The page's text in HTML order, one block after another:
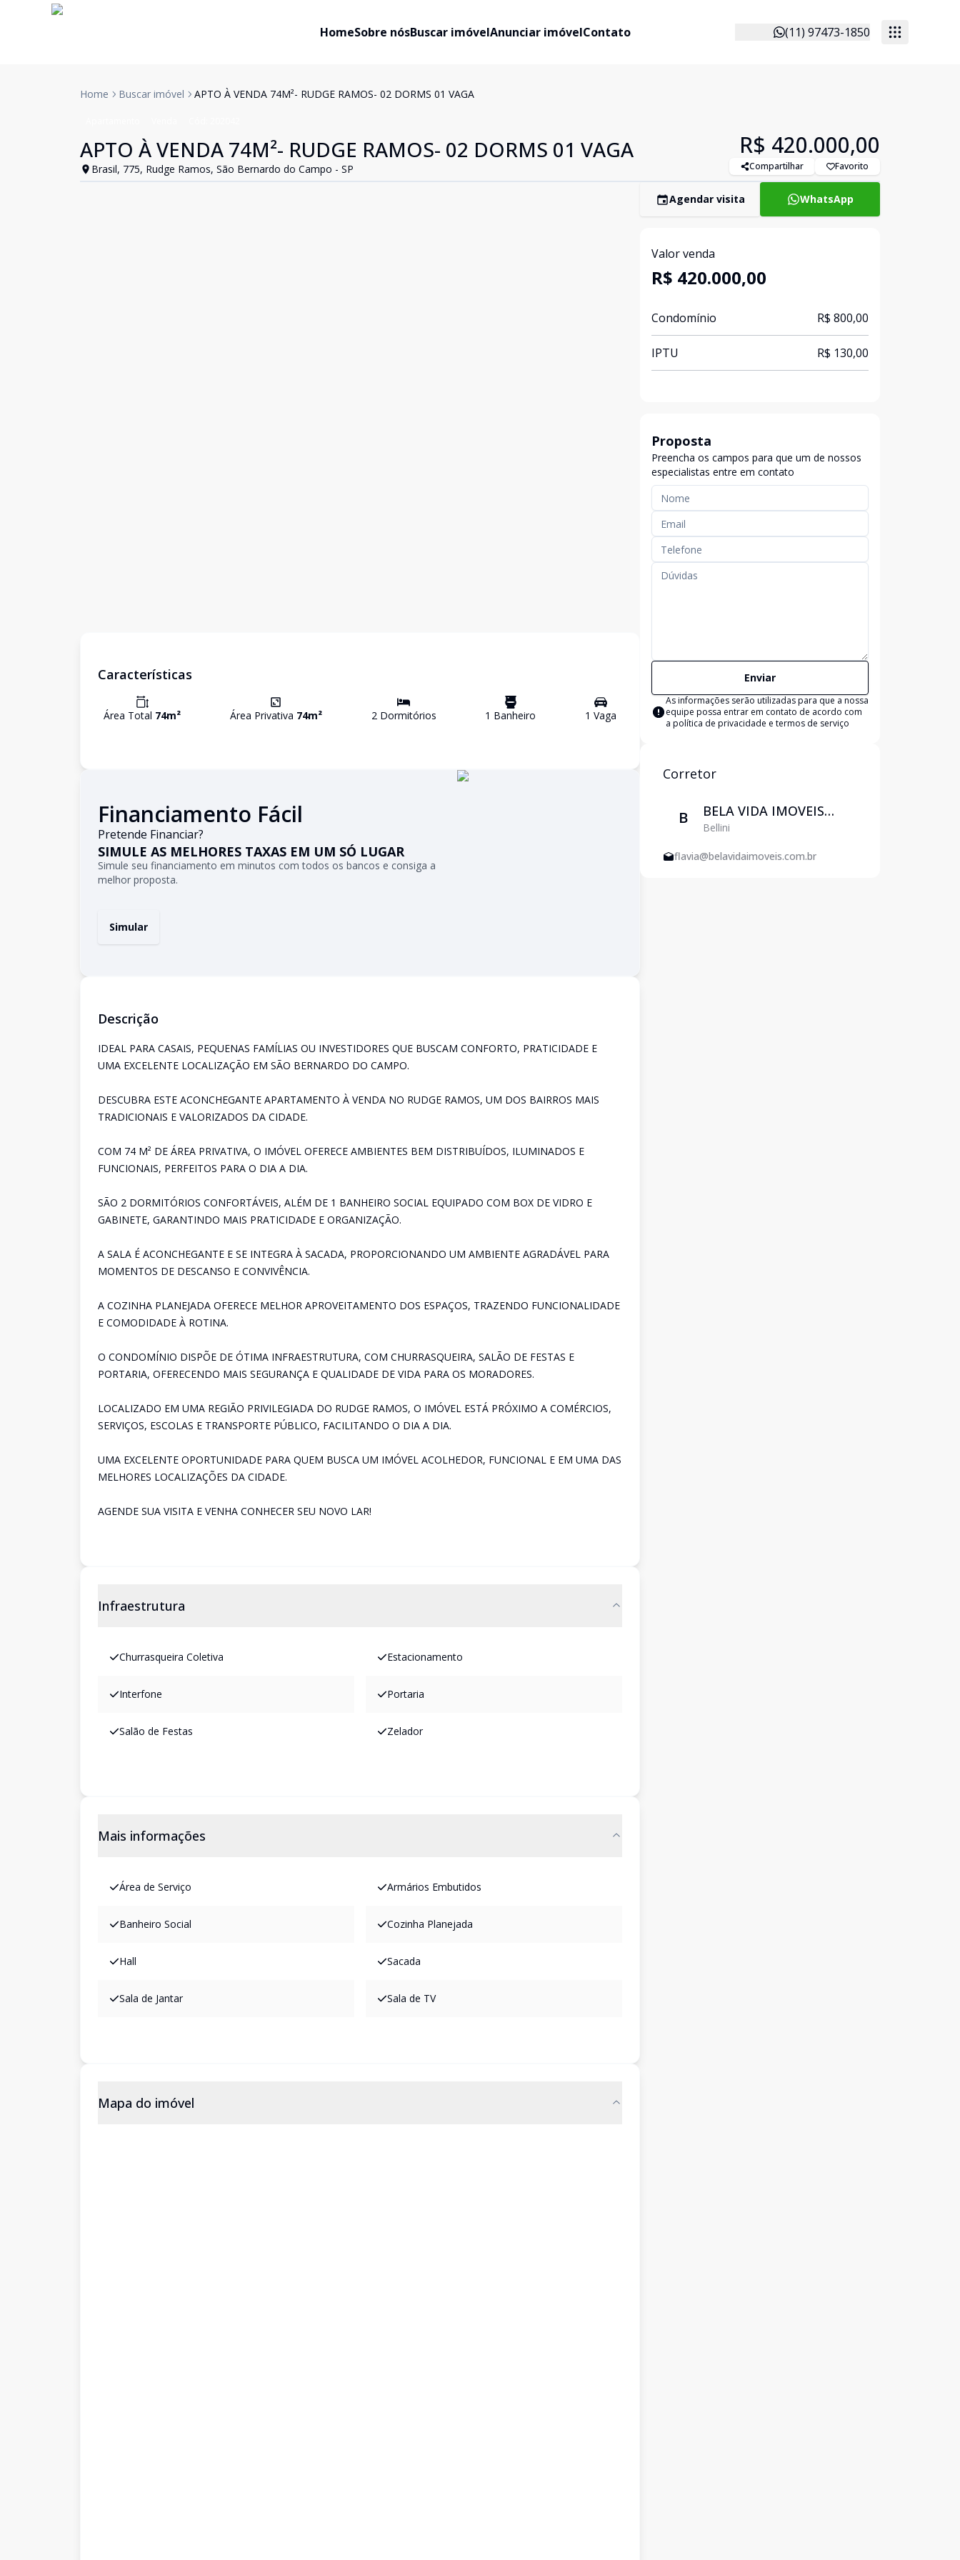
HomeSobre nósBuscar imóvelAnunciar imóvelContato (11) 97473-1850
Home Buscar imóvel APTO À VENDA 74M²- RUDGE RAMOS- 02 DORMS 01 VAGA
APTO À VENDA 74M²- RUDGE RAMOS- 02 DORMS 01 VAGA
Brasil, 775, Rudge Ramos, São Bernardo do Campo - SP
R$ 420.000,00
Compartilhar Favorito
Características
Área Total 74m² Área Privativa 74m² 2Dormitórios 1 Banheiro 1 Vaga
Financiamento Fácil
Pretende Financiar?
SIMULE AS MELHORES TAXAS EM UM SÓ LUGAR
Simule seu financiamento em minutos com todos os bancos e consiga a
melhor proposta.
Simular
Descrição
IDEAL PARA CASAIS, PEQUENAS FAMÍLIAS OU INVESTIDORES QUE BUSCAM CONFORTO, PRATICIDADE E
UMA EXCELENTE LOCALIZAÇÃO EM SÃO BERNARDO DO CAMPO.
DESCUBRA ESTE ACONCHEGANTE APARTAMENTO À VENDA NO RUDGE RAMOS, UM DOS BAIRROS MAIS
TRADICIONAIS E VALORIZADOS DA CIDADE.
COM 74 M² DE ÁREA PRIVATIVA, O IMÓVEL OFERECE AMBIENTES BEM DISTRIBUÍDOS, ILUMINADOS E
FUNCIONAIS, PERFEITOS PARA O DIA A DIA.
SÃO 2 DORMITÓRIOS CONFORTÁVEIS, ALÉM DE 1 BANHEIRO SOCIAL EQUIPADO COM BOX DE VIDRO E
GABINETE, GARANTINDO MAIS PRATICIDADE E ORGANIZAÇÃO.
A SALA É ACONCHEGANTE E SE INTEGRA À SACADA, PROPORCIONANDO UM AMBIENTE AGRADÁVEL PARA
MOMENTOS DE DESCANSO E CONVIVÊNCIA.
A COZINHA PLANEJADA OFERECE MELHOR APROVEITAMENTO DOS ESPAÇOS, TRAZENDO FUNCIONALIDADE
E COMODIDADE À ROTINA.
O CONDOMÍNIO DISPÕE DE ÓTIMA INFRAESTRUTURA, COM CHURRASQUEIRA, SALÃO DE FESTAS E
PORTARIA, OFERECENDO MAIS SEGURANÇA E QUALIDADE DE VIDA PARA OS MORADORES.
LOCALIZADO EM UMA REGIÃO PRIVILEGIADA DO RUDGE RAMOS, O IMÓVEL ESTÁ PRÓXIMO A COMÉRCIOS,
SERVIÇOS, ESCOLAS E TRANSPORTE PÚBLICO, FACILITANDO O DIA A DIA.
UMA EXCELENTE OPORTUNIDADE PARA QUEM BUSCA UM IMÓVEL ACOLHEDOR, FUNCIONAL E EM UMA DAS
MELHORES LOCALIZAÇÕES DA CIDADE.
AGENDE SUA VISITA E VENHA CONHECER SEU NOVO LAR!
Infraestrutura
Churrasqueira Coletiva Estacionamento
Interfone Portaria
Salão de Festas Zelador
Mais informações
Área de Serviço Armários Embutidos
Banheiro Social Cozinha Planejada
Hall Sacada
Sala de Jantar Sala de TV
Mapa do imóvel
Agendar visita WhatsApp
Valor venda
R$ 420.000,00
Condomínio R$ 800,00
IPTU R$ 130,00
Proposta
Preencha os campos para que um de nossos
especialistas entre em contato
Enviar
As informações serão utilizadas para que a nossa
equipe possa entrar em contato de acordo com
a política de privacidade e termos de serviço
Corretor
B
BELA VIDA IMOVEIS
EIRELI
Bellini
flavia@belavidaimoveis.com.br